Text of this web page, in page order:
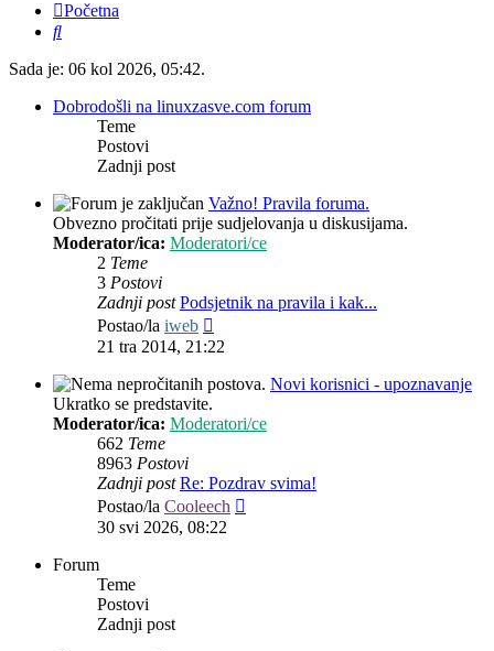
Početna
Pretražnik
Sada je: 06 kol 2026, 05:42.
Dobrodošli na linuxzasve.com forum
Teme
Postovi
Zadnji post
Važno! Pravila foruma.
Obvezno pročitati prije sudjelovanja u diskusijama.
Moderator/ica: Moderatori/ce
2 Teme
3 Postovi
Zadnji post Podsjetnik na pravila i kak...
Postao/la iweb
post
21 tra 2014, 21:22
Novi korisnici - upoznavanje
Ukratko se predstavite.
Moderator/ica: Moderatori/ce
662 Teme
8963 Postovi
Zadnji post Re: Pozdrav svima!
Postao/la Cooleech
30 svi 2026, 08:22
Forum
Teme
Postovi
Zadnji post